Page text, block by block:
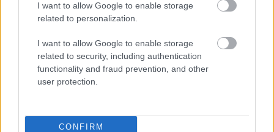
I want to allow Google to enable storage
related to personalization.
I want to allow Google to enable storage
related to security, including authentication
functionality and fraud prevention, and other
user protection.
CONFIRM
Ilyenek eddig a tapasztalatok a vendégektől – a hőhullám
Nem biztató: a hétvégi kisebb felfrissülés után jövő héten
megint visszatér a forróság, újra rekkenő hőség jön, akár 38
fokokkal
többsége szakszerűen már nem ápolható